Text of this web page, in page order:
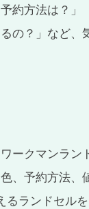
約方法は？」
の？」など、
ークマンラン
、予約方法、
るランドセル